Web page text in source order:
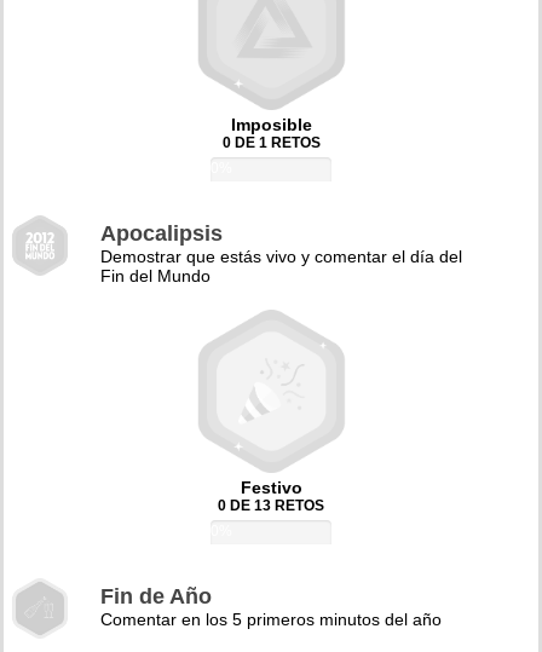
Imposible
0 DE 1 RETOS
Apocalipsis
Demostrar que estás vivo y comentar el día del
Fin del Mundo
Festivo
0 DE 13 RETOS
Fin de Año
Comentar en los 5 primeros minutos del año